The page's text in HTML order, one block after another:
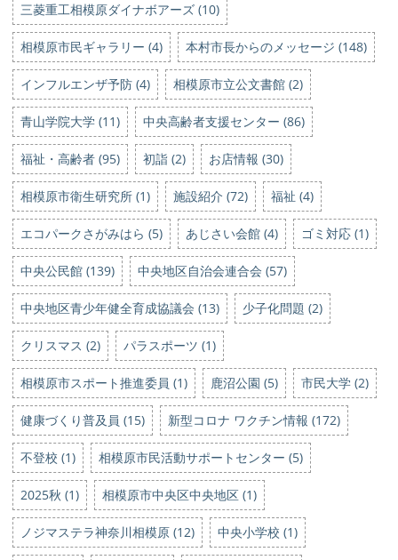
三菱重工相模原ダイナボアーズ (10)
相模原市民ギャラリー (4) 本村市長からのメッセージ (148)
インフルエンザ予防 (4) 相模原市立公文書館 (2)
青山学院大学 (11) 中央高齢者支援センター (86)
福祉・高齢者 (95) 初詣 (2) お店情報 (30)
相模原市衛生研究所 (1) 施設紹介 (72) 福祉 (4)
エコパークさがみはら (5) あじさい会館 (4) ゴミ対応 (1)
中央公民館 (139) 中央地区自治会連合会 (57)
中央地区青少年健全育成協議会 (13) 少子化問題 (2)
クリスマス (2) パラスポーツ (1)
相模原市スポート推進委員 (1) 鹿沼公園 (5) 市民大学 (2)
健康づくり普及員 (15) 新型コロナ ワクチン情報 (172)
不登校 (1) 相模原市民活動サポートセンター (5)
2025秋 (1) 相模原市中央区中央地区 (1)
ノジマステラ神奈川相模原 (12) 中央小学校 (1)